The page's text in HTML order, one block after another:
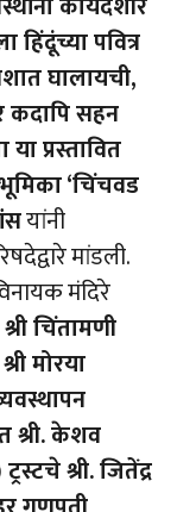
पवित्र
घालायची,
कदापि सहन
प्रस्तावित
‘चिंचवड
यांनी
मांडली.
मंदिरे
चिंतामणी
मोरया
श्री. केशव
श्री. जितेंद्र